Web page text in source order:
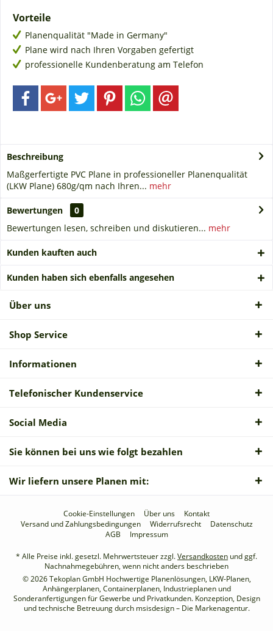
Vorteile
Planenqualität "Made in Germany"
Plane wird nach Ihren Vorgaben gefertigt
professionelle Kundenberatung am Telefon
Beschreibung
Maßgerfertigte PVC Plane in professioneller Planenqualität
(LKW Plane) 680g/qm nach Ihren... mehr
Bewertungen
0
Bewertungen lesen, schreiben und diskutieren... mehr
Kunden kauften auch
Kunden haben sich ebenfalls angesehen
Über uns
Shop Service
Informationen
Telefonischer Kundenservice
Social Media
Sie können bei uns wie folgt bezahlen
Wir liefern unsere Planen mit:
Cookie-Einstellungen Über uns
Kontakt
Versand und Zahlungsbedingungen
Widerrufsrecht
Datenschutz
AGB
Impressum
* Alle Preise inkl. gesetzl. Mehrwertsteuer zzgl.Versandkosten und ggf.
Nachnahmegebühren, wenn nicht anders beschrieben
© 2026 Tekoplan GmbH Hochwertige Planenlösungen, LKW-Planen,
Anhängerplanen, Containerplanen, Industrieplanen und
Sonderanfertigungen für Gewerbe und Privatkunden. Konzeption, Design
und technische Betreuung durch msisdesign – Die Markenagentur.